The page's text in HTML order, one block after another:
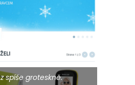
spíše groteskně.